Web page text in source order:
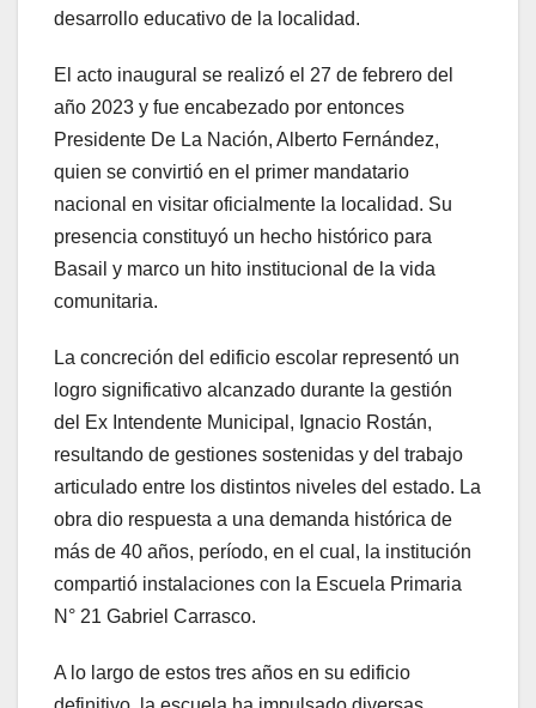
desarrollo educativo de la localidad.
El acto inaugural se realizó el 27 de febrero del
año 2023 y fue encabezado por entonces
Presidente De La Nación, Alberto Fernández,
quien se convirtió en el primer mandatario
nacional en visitar oficialmente la localidad. Su
presencia constituyó un hecho histórico para
Basail y marco un hito institucional de la vida
comunitaria.
La concreción del edificio escolar representó un
logro significativo alcanzado durante la gestión
del Ex Intendente Municipal, Ignacio Rostán,
resultando de gestiones sostenidas y del trabajo
articulado entre los distintos niveles del estado. La
obra dio respuesta a una demanda histórica de
más de 40 años, período, en el cual, la institución
compartió instalaciones con la Escuela Primaria
N° 21 Gabriel Carrasco.
A lo largo de estos tres años en su edificio